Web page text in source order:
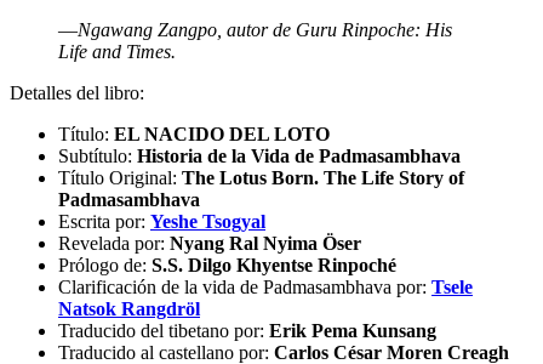
―Ngawang Zangpo, autor de Guru Rinpoche: His
Life and Times.
Detalles del libro:
Título: EL NACIDO DEL LOTO
Subtítulo: Historia de la Vida de Padmasambhava
Título Original: The Lotus Born. The Life Story of
Padmasambhava
Escrita por: Yeshe Tsogyal
Revelada por: Nyang Ral Nyima Öser
Prólogo de: S.S. Dilgo Khyentse Rinpoché
Clarificación de la vida de Padmasambhava por: Tsele
Natsok Rangdröl
Traducido del tibetano por: Erik Pema Kunsang
Traducido al castellano por: Carlos César Moren Creagh